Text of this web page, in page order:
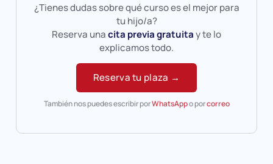
¿Tienes dudas sobre qué curso es el mejor para
tu hijo/a?
Reserva unacita previa gratuitay te lo
explicamos todo.
Reserva tu plaza →
También nos puedes escribir porWhatsAppo porcorreo